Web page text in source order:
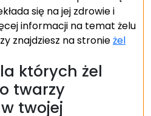
się na jej zdrowie i
informacji na temat żelu
znajdziesz na stronieżel
których żel
twarzy
twojej